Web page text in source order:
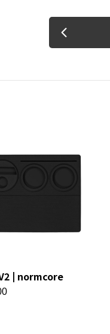
| normcore